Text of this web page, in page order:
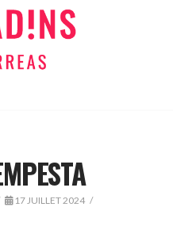
17 JUILLET 2024